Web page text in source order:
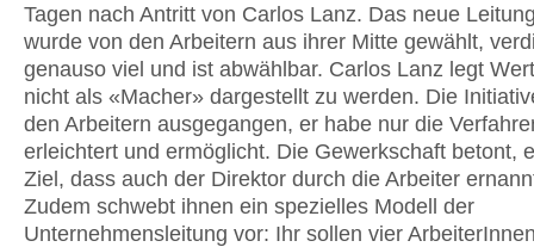
Tagen nach Antritt von Carlos Lanz. Das neue
wurde von den Arbeitern aus ihrer Mitte gewählt,
genauso viel und ist abwählbar. Carlos Lanz legt
nicht als «Macher» dargestellt zu werden. Die
den Arbeitern ausgegangen, er habe nur die
erleichtert und ermöglicht. Die Gewerkschaft betont,
Ziel, dass auch der Direktor durch die Arbeiter
Zudem schwebt ihnen ein spezielles Modell der
Unternehmensleitung vor: Ihr sollen vier